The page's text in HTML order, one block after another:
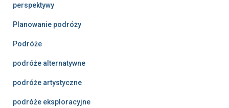
perspektywy
Planowanie podróży
Podróże
podróże alternatywne
podróże artystyczne
podróże eksploracyjne